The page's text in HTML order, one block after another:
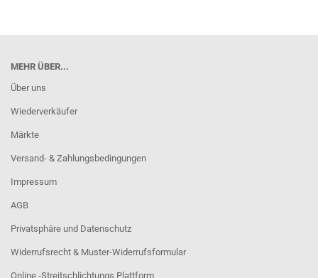
MEHR ÜBER...
Über uns
Wiederverkäufer
Märkte
Versand- & Zahlungsbedingungen
Impressum
AGB
Privatsphäre und Datenschutz
Widerrufsrecht & Muster-Widerrufsformular
Online -Streitschlichtungs Plattform